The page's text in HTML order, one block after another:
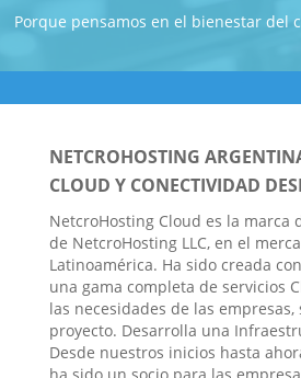
Porque pensamos en el bienestar del
NETCROHOSTING
CLOUD Y CONECTIVIDAD
NetcroHosting Cloud es la marca
de NetcroHosting LLC, en el
Latinoamérica. Ha sido creada
una gama completa de servicios
las necesidades de las empresas,
proyecto. Desarrolla una
Desde nuestros inicios hasta